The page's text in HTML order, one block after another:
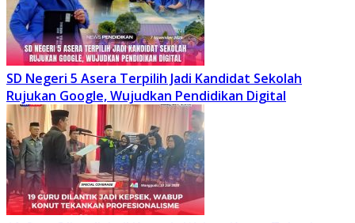
SD Negeri 5 Asera Terpilih Jadi Kandidat Sekolah
Rujukan Google, Wujudkan Pendidikan Digital